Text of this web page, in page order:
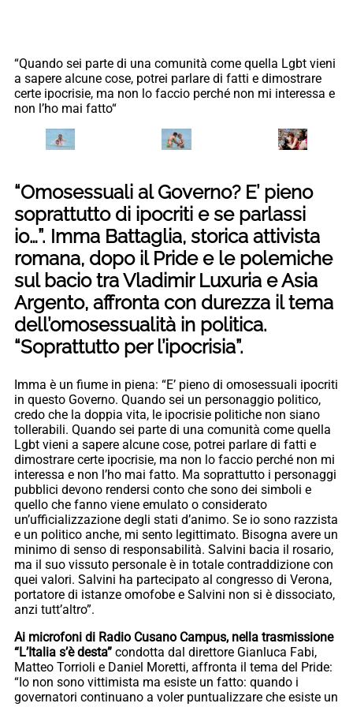
“Quando sei parte di una comunità come quella Lgbt vieni
a sapere alcune cose, potrei parlare di fatti e dimostrare
certe ipocrisie, ma non lo faccio perché non mi interessa e
non l’ho mai fatto“
“Omosessuali al Governo? E’ pieno
soprattutto di ipocriti e se parlassi
io…”. Imma Battaglia, storica attivista
romana, dopo il Pride e le polemiche
sul bacio tra Vladimir Luxuria e Asia
Argento, affronta con durezza il tema
dell’omosessualità in politica.
“Soprattutto per l’ipocrisia”.
Imma è un fiume in piena: “E’ pieno di omosessuali ipocriti
in questo Governo. Quando sei un personaggio politico,
credo che la doppia vita, le ipocrisie politiche non siano
tollerabili. Quando sei parte di una comunità come quella
Lgbt vieni a sapere alcune cose, potrei parlare di fatti e
dimostrare certe ipocrisie, ma non lo faccio perché non mi
interessa e non l’ho mai fatto. Ma soprattutto i personaggi
pubblici devono rendersi conto che sono dei simboli e
quello che fanno viene emulato o considerato
un’ufficializzazione degli stati d’animo. Se io sono razzista
e un politico anche, mi sento legittimato. Bisogna avere un
minimo di senso di responsabilità. Salvini bacia il rosario,
ma il suo vissuto personale è in totale contraddizione con
quei valori. Salvini ha partecipato al congresso di Verona,
portatore di istanze omofobe e Salvini non si è dissociato,
anzi tutt’altro”.
Ai microfoni di Radio Cusano Campus, nella trasmissione
“L’Italia s’è desta” condotta dal direttore Gianluca Fabi,
Matteo Torrioli e Daniel Moretti, affronta il tema del Pride:
“Io non sono vittimista ma esiste un fatto: quando i
governatori continuano a voler puntualizzare che esiste un